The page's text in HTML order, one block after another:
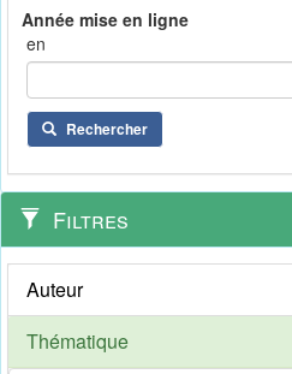
en
Rechercher
Filtres
Auteur
Thématique